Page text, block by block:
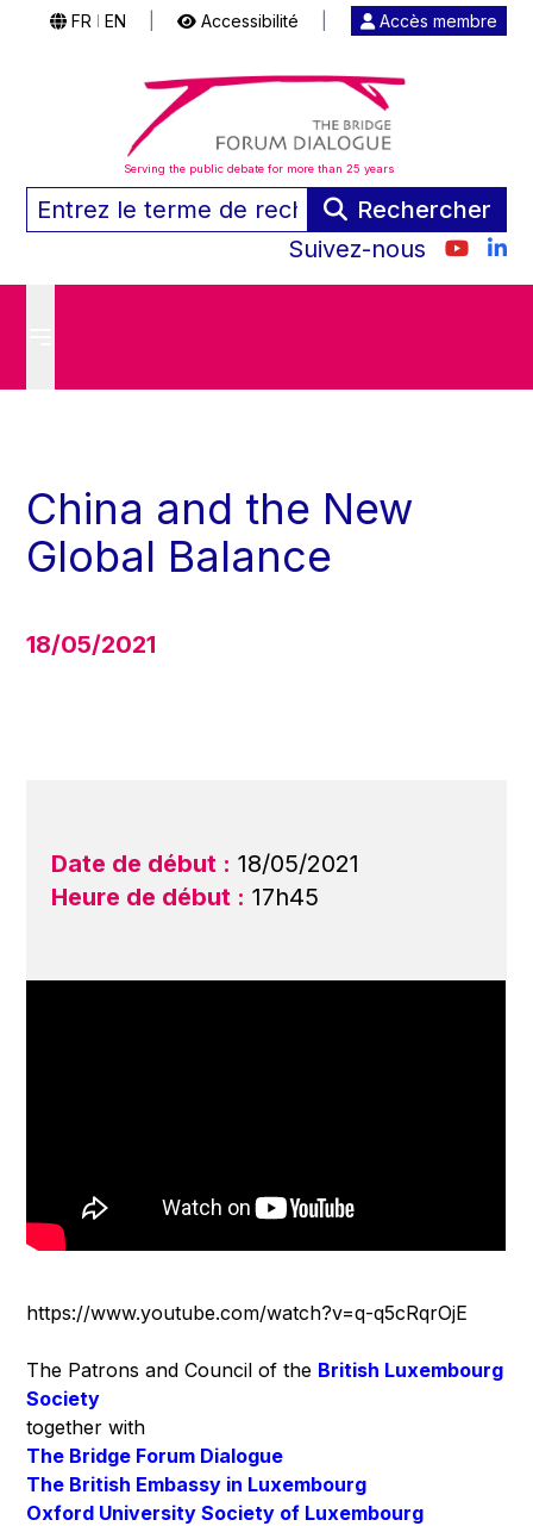
FR EN Accessibilité Accès membre
Serving the public debate for more than 25 years
Rechercher
Suivez-nous
China and the New
Global Balance
18/05/2021
Date de début : 18/05/2021
Heure de début : 17h45
https://www.youtube.com/watch?v=q-q5cRqrOjE
The Patrons and Council of the British Luxembourg
Society
together with
The Bridge Forum Dialogue
The British Embassy in Luxembourg
Oxford University Society of Luxembourg